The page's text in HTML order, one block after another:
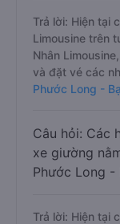
Trả lời: Hiện tại
Limousine trên
Nhân
và đặt vé các
Phước Long -
Câu hỏi: Các
xe giường
Phước Long -
Trả lời: Hiện tại